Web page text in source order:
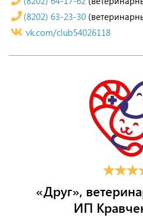
(8202) 63-23-30
vk.com/club54026118
«Друг»,
ИП